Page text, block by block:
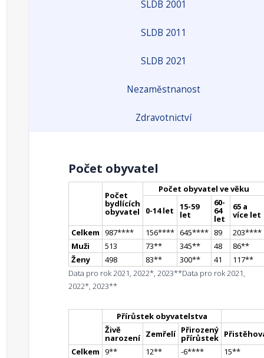
SLDB 2001
SLDB 2011
SLDB 2021
Nezaměstnanost
Zdravotnictví
Počet obyvatel
Počet
bydlících
obyvatel
Počet obyvatel ve věku
0-14 let 15-59
let
60-
64
let
65 a
více let
Celkem 987**** 156**** 645**** 89 203****
Muži
513 73** 345** 48 86**
Ženy
498 83** 300** 41 117**
Data pro rok 2021, 2022*, 2023**Data pro rok 2021,
2022*, 2023**
Přírůstek obyvatelstva
Živě
narození Zemřelí Přirozený
přírůstek
Celkem 9** 12** -6**** 15**